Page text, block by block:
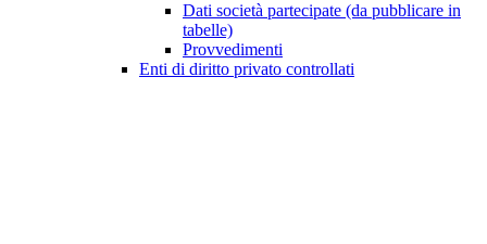
Dati società partecipate (da pubblicare in
tabelle)
Provvedimenti
Enti di diritto privato controllati